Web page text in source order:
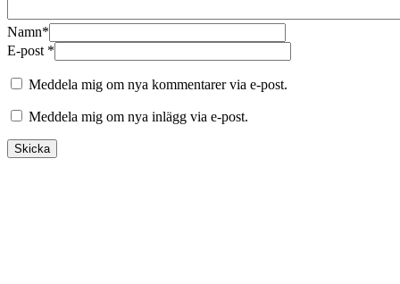
Namn*
E-post *
Meddela mig om nya kommentarer via e-post.
Meddela mig om nya inlägg via e-post.